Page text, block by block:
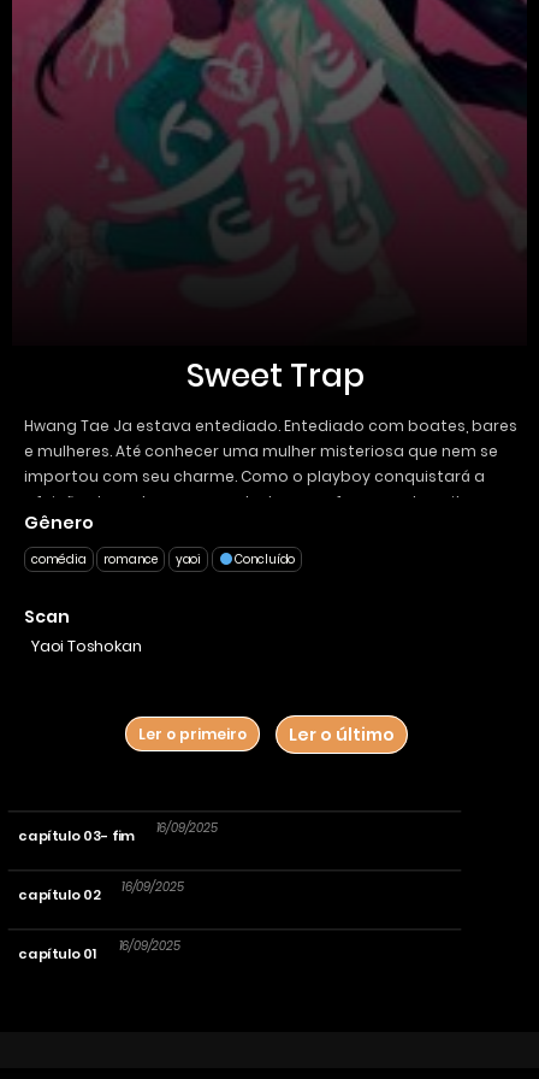
Sweet Trap
Hwang Tae Ja estava entediado. Entediado com boates, bares
e mulheres. Até conhecer uma mulher misteriosa que nem se
importou com seu charme. Como o playboy conquistará a
afeição daquela pessoa se tudo o que fez naquela noite em
que se conheceram foi se envergonhar?
Gênero
comédia romance yaoi Concluído
Scan
Yaoi Toshokan
Ler o primeiro Ler o último
capítulo 03- fim 16/09/2025
capítulo 02 16/09/2025
capítulo 01 16/09/2025